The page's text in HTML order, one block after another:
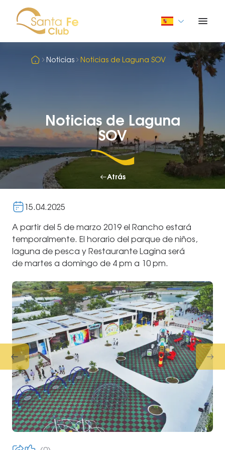
Noticias Noticias de Laguna SOV
Noticias de Laguna
SOV
Atrás
15.04.2025
A partir del 5 de marzo 2019 el Rancho estará
temporalmente. El horario del parque de niños,
laguna de pesca y Restaurante Lagina será
de martes a domingo de 4 pm a 10 pm.